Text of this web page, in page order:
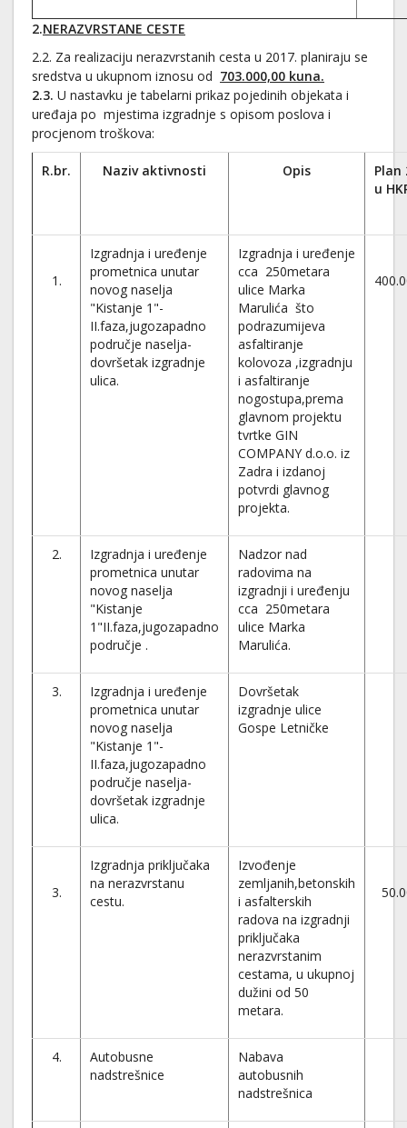
2.NERAZVRSTANE CESTE
2.2. Za realizaciju nerazvrstanih cesta u 2017. planiraju se
sredstva u ukupnom iznosu od 703.000,00 kuna.
2.3. U nastavku je tabelarni prikaz pojedinih objekata i
uređaja po mjestima izgradnje s opisom poslova i
procjenom troškova:
R.br. Naziv aktivnosti Opis
Plan
u
1.
Izgradnja i uređenje
prometnica unutar
novog naselja
"Kistanje 1"-
II.faza,jugozapadno
područje naselja-
dovršetak izgradnje
ulica.
Izgradnja i uređenje
cca 250metara
ulice Marka
Marulića što
podrazumijeva
asfaltiranje
kolovoza ,izgradnju
i asfaltiranje
nogostupa,prema
glavnom projektu
tvrtke GIN
COMPANY d.o.o. iz
Zadra i izdanoj
potvrdi glavnog
projekta.
2.
Izgradnja i uređenje
prometnica unutar
novog naselja
"Kistanje
1"II.faza,jugozapadno
područje .
Nadzor nad
radovima na
izgradnji i uređenju
cca 250metara
ulice Marka
Marulića.
3.
Izgradnja i uređenje
prometnica unutar
novog naselja
"Kistanje 1"-
II.faza,jugozapadno
područje naselja-
dovršetak izgradnje
ulica.
Dovršetak
izgradnje ulice
Gospe Letničke
3.
Izgradnja priključaka
na nerazvrstanu
cestu.
Izvođenje
zemljanih,betonskih
i asfalterskih
radova na izgradnji
priključaka
nerazvrstanim
cestama, u ukupnoj
dužini od 50
metara.
4.
Autobusne
nadstrešnice
Nabava
autobusnih
nadstrešnica